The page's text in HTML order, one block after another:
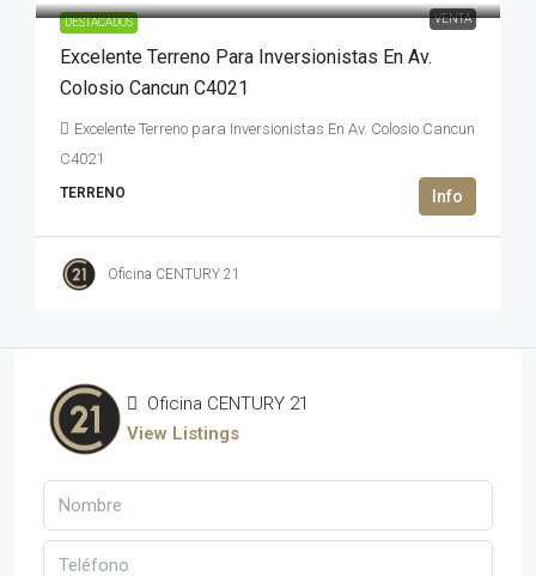
DESTACADOS VENTA
Excelente Terreno Para Inversionistas En Av.
Colosio Cancun C4021
Excelente Terreno para Inversionistas En Av. Colosio Cancun
C4021
TERRENO
Oficina CENTURY 21
Oficina CENTURY 21
View Listings